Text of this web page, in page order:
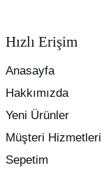
Hızlı Erişim
Anasayfa
Hakkımızda
Yeni Ürünler
Müşteri Hizmetleri
Sepetim